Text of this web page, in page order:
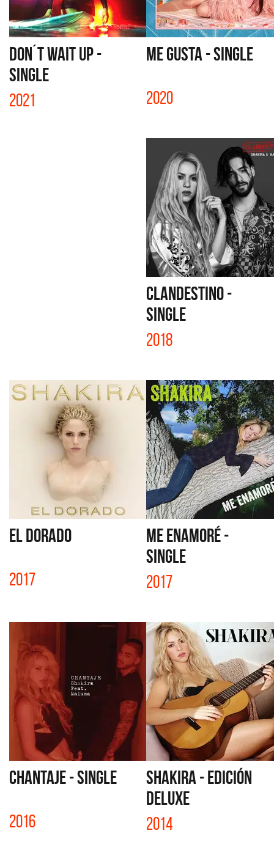
DON´T WAIT UP -
SINGLE
2021
ME GUSTA - SINGLE
2020
CLANDESTINO -
SINGLE
2018
EL DORADO
2017
ME ENAMORÉ -
SINGLE
2017
CHANTAJE - SINGLE
2016
SHAKIRA - EDICIÓN
DELUXE
2014